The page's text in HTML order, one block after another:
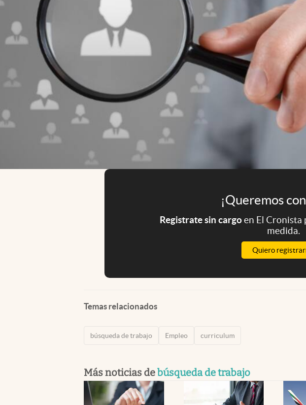
¡Queremos
Registrate sin cargoen El Cronista
medida.
Quiero
Temas relacionados
búsqueda de trabajo Empleo curriculum
Más noticias debúsqueda de trabajo